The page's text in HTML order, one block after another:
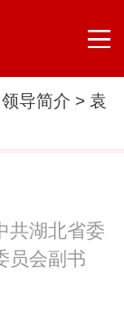
领导简介 > 袁
共湖北省委
员会副书